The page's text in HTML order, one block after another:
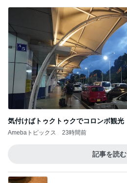
気付けばトゥクトゥクでコロンボ観光
Amebaトピックス 23時間前
記事を読む